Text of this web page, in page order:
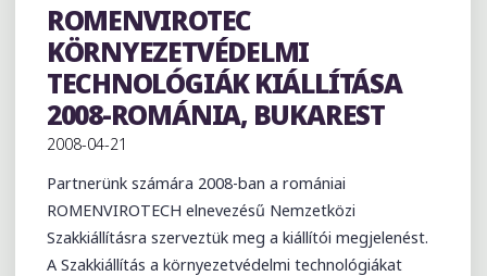
DÜSSELDORF"
Kiállítás
ROMENVIROTEC
KÖRNYEZETVÉDELMI
TECHNOLÓGIÁK KIÁLLÍTÁSA
2008-ROMÁNIA, BUKAREST
2008-04-21
Partnerünk számára 2008-ban a romániai
ROMENVIROTECH elnevezésű Nemzetközi
Szakkiállításra szerveztük meg a kiállítói megjelenést.
A Szakkiállítás a környezetvédelmi technológiákat